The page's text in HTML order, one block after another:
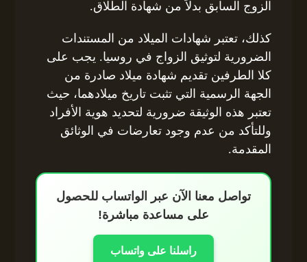
الزوج السابق بدلاً من شهادة الطلاق.
كذلك، تعتبر شهادات الميلاد من المستندات
الضرورية لتوثيق الزواج في روسيا. يجب على
كلا الطرفين تقديم شهادة ميلاد صادرة من
الجهة الرسمية التي تثبت تاريخ ميلادهما، حيث
تعتبر هذه الوثيقة ضرورية لتحديد هوية الأفراد
وللتأكد من عدم وجود تعارضات في الوثائق
المقدمة.
تواصل معنا الآن عبر الواتساب للحصول
على مساعدة مباشرة!
راسلنا على واتساب